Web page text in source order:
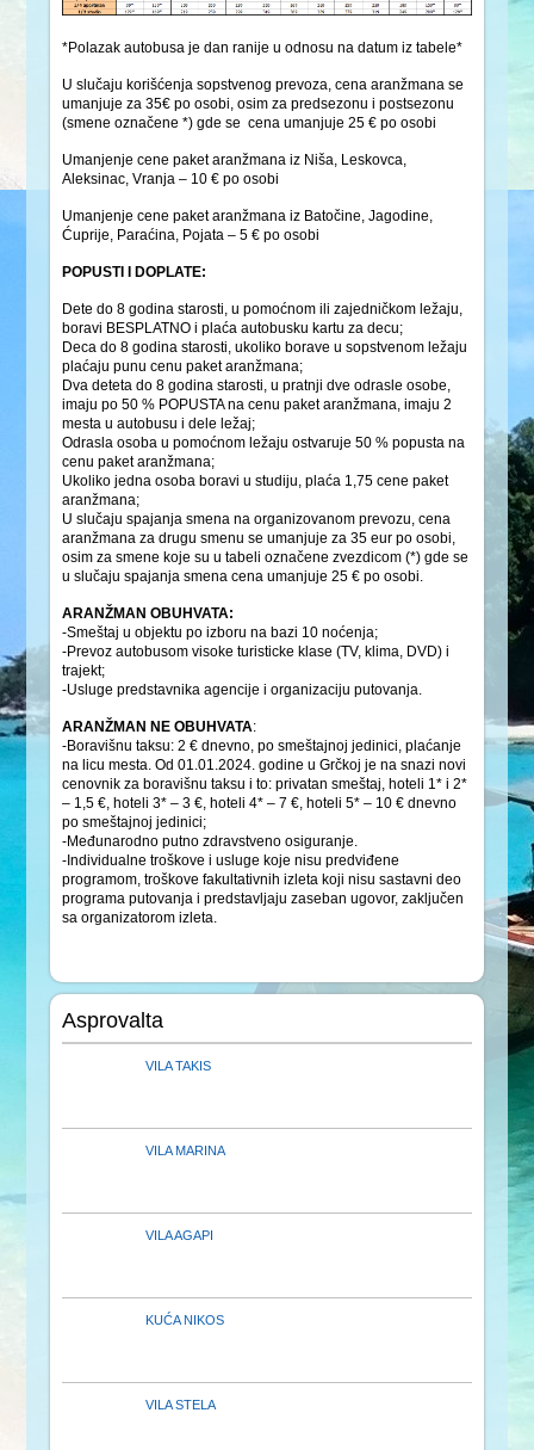
*Polazak autobusa je dan ranije u odnosu na datum iz tabele*
U slučaju korišćenja sopstvenog prevoza, cena aranžmana se
umanjuje za 35€ po osobi, osim za predsezonu i postsezonu
(smene označene *) gde se cena umanjuje 25 € po osobi
Umanjenje cene paket aranžmana iz Niša, Leskovca,
Aleksinac, Vranja – 10 € po osobi
Umanjenje cene paket aranžmana iz Batočine, Jagodine,
Ćuprije, Paraćina, Pojata – 5 € po osobi
POPUSTI I DOPLATE:
Dete do 8 godina starosti, u pomoćnom ili zajedničkom ležaju,
boravi BESPLATNO i plaća autobusku kartu za decu;
Deca do 8 godina starosti, ukoliko borave u sopstvenom ležaju
plaćaju punu cenu paket aranžmana;
Dva deteta do 8 godina starosti, u pratnji dve odrasle osobe,
imaju po 50 % POPUSTA na cenu paket aranžmana, imaju 2
mesta u autobusu i dele ležaj;
Odrasla osoba u pomoćnom ležaju ostvaruje 50 % popusta na
cenu paket aranžmana;
Ukoliko jedna osoba boravi u studiju, plaća 1,75 cene paket
aranžmana;
U slučaju spajanja smena na organizovanom prevozu, cena
aranžmana za drugu smenu se umanjuje za 35 eur po osobi,
osim za smene koje su u tabeli označene zvezdicom (*) gde se
u slučaju spajanja smena cena umanjuje 25 € po osobi.
ARANŽMAN OBUHVATA:
-Smeštaj u objektu po izboru na bazi 10 noćenja;
-Prevoz autobusom visoke turisticke klase (TV, klima, DVD) i
trajekt;
-Usluge predstavnika agencije i organizaciju putovanja.
ARANŽMAN NE OBUHVATA:
-Boravišnu taksu: 2 € dnevno, po smeštajnoj jedinici, plaćanje
na licu mesta. Od 01.01.2024. godine u Grčkoj je na snazi novi
cenovnik za boravišnu taksu i to: privatan smeštaj, hoteli 1* i 2*
– 1,5 €, hoteli 3* – 3 €, hoteli 4* – 7 €, hoteli 5* – 10 € dnevno
po smeštajnoj jedinici;
-Međunarodno putno zdravstveno osiguranje.
-Individualne troškove i usluge koje nisu predviđene
programom, troškove fakultativnih izleta koji nisu sastavni deo
programa putovanja i predstavljaju zaseban ugovor, zaključen
sa organizatorom izleta.
Asprovalta
VILA TAKIS
VILA MARINA
VILA AGAPI
KUĆA NIKOS
VILA STELA